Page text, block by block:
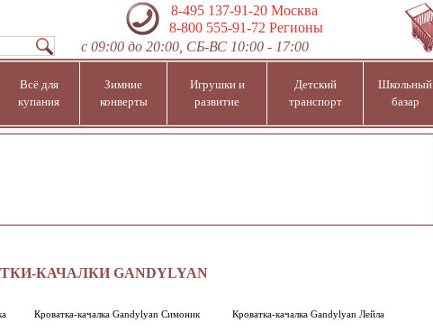
8-495 137-91-20Москва
8-800 555-91-72 Регионы
с 09:00 до 20:00, СБ-ВС 10:00 - 17:00
Всё для
купания
Зимние
конверты
Игрушки и
развитие
Детский
транспорт
Школьный
базар
КАЧАЛКИ GANDYLYAN
Кроватка-качалка Gandylyan Симоник Кроватка-качалка Gandylyan Лейла